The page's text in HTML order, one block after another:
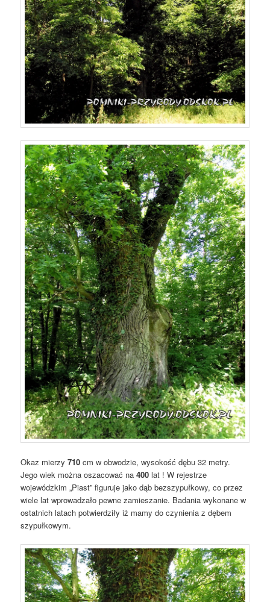
Okaz mierzy710 cm w obwodzie, wysokość dębu 32 metry.
Jego wiek można oszacować na400 lat ! W rejestrze
wojewódzkim „Piast” figuruje jako dąb bezszypułkowy, co przez
wiele lat wprowadzało pewne zamieszanie. Badania wykonane w
ostatnich latach potwierdziły iż mamy do czynienia z dębem
szypułkowym.